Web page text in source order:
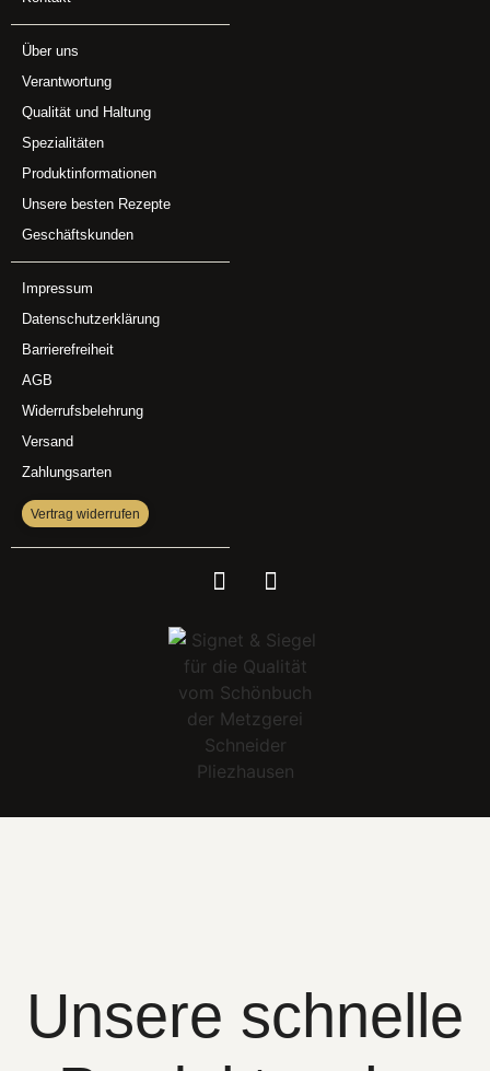
Über uns
Verantwortung
Qualität und Haltung
Spezialitäten
Produktinformationen
Unsere besten Rezepte
Geschäftskunden
Impressum
Datenschutzerklärung
Barrierefreiheit
AGB
Widerrufsbelehrung
Versand
Zahlungsarten
Vertrag widerrufen
Unsere schnelle